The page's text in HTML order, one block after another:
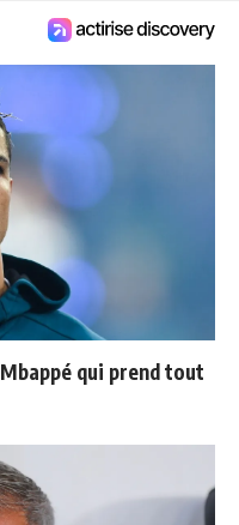
qui prend tout